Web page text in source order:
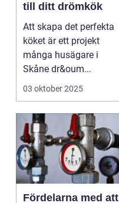
till ditt drömkök
Att skapa det perfekta
köket är ett projekt
många husägare i
Skåne dr&oum...
03 oktober 2025
Fördelarna med att